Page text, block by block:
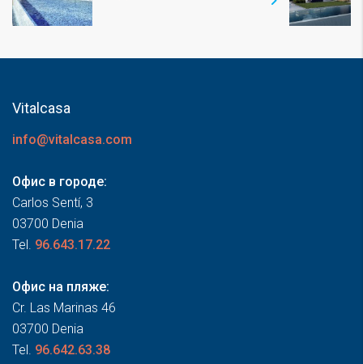
Vitalcasa
info@vitalcasa.com
Офис в городе:
Carlos Sentí, 3
03700 Denia
Tel. 96.643.17.22
Офис на пляже:
Cr. Las Marinas 46
03700 Denia
Tel. 96.642.63.38